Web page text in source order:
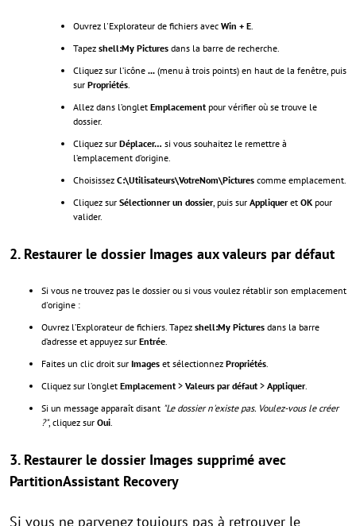
Ouvrez l'Explorateur de fichiers avec Win + E.
Tapez shell:My Pictures dans la barre de recherche.
Cliquez sur l’icône ... (menu à trois points) en haut de la fenêtre, puis
sur Propriétés.
Allez dans l’onglet Emplacement pour vérifier où se trouve le
dossier.
Cliquez sur Déplacer… si vous souhaitez le remettre à
l’emplacement d’origine.
Choisissez C:\Utilisateurs\VotreNom\Pictures comme emplacement.
Cliquez sur Sélectionner un dossier, puis sur Appliqueret OK pour
valider.
2. Restaurer le dossier Images aux valeurs par défaut
Si vous ne trouvez pas le dossier ou si vous voulez rétablir son emplacement
d'origine :
Ouvrez l’Explorateur de fichiers. Tapez shell:My Pictures dans la barre
d’adresse et appuyez sur Entrée.
Faites un clic droit sur Images et sélectionnez Propriétés.
Cliquez sur l’onglet Emplacement > Valeurs par défaut > Appliquer.
Si un message apparaît disant "Le dossier n'existe pas. Voulez-vous le créer
?", cliquez sur Oui.
3. Restaurer le dossier Images supprimé avec
PartitionAssistant Recovery
Si vous ne parvenez toujours pas à retrouver le